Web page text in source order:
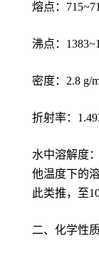
熔点：
沸点：
密度：2.8 g/
折射率：
水中溶解度
他温度下的
此类推，至
二、化学性